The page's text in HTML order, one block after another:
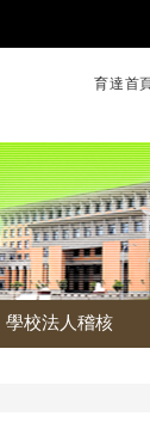
育達首
學校法人稽核